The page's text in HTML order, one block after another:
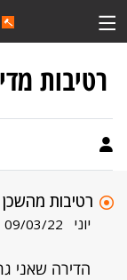
רטיבות
רטיבות מהשכן
יוני 09/03/22
הדירה שאני